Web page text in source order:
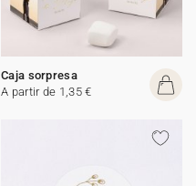
Caja sorpresa
A partir de 1,35 €